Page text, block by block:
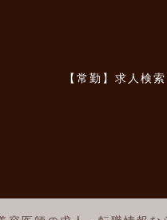
【常勤】求人検索